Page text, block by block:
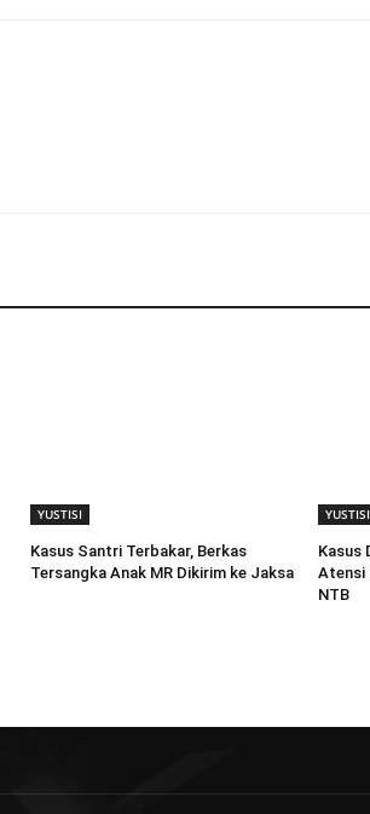
YUSTISI
Kasus Santri Terbakar, Berkas
Tersangka Anak MR Dikirim ke Jaksa
YUSTISI
Kasus
Atensi
NTB